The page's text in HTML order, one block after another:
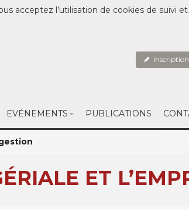
acceptez l’utilisation de cookies de suivi
Inscription
EVÉNEMENTS PUBLICATIONS
ET